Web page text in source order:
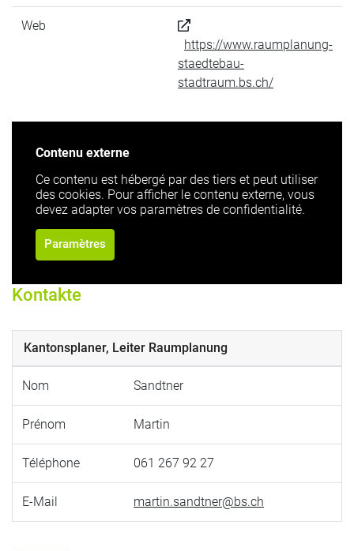
Web
https://www.raumplanung-
staedtebau-
stadtraum.bs.ch/
Contenu externe
Ce contenu est hébergé par des tiers et peut utiliser
des cookies. Pour afficher le contenu externe, vous
devez adapter vos paramètres de confidentialité.
Paramètres
Kontakte
Kantonsplaner, Leiter Raumplanung
Nom Sandtner
Prénom Martin
Téléphone 061 267 92 27
E-Mail martin.sandtner@bs.ch